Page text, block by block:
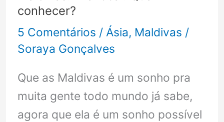
como
conhecê-
los
conhecer?
5 Comentários /Ásia, Maldivas /
Soraya Gonçalves
Que as Maldivas é um sonho pra
muita gente todo mundo já sabe,
agora que ela é um sonho possível